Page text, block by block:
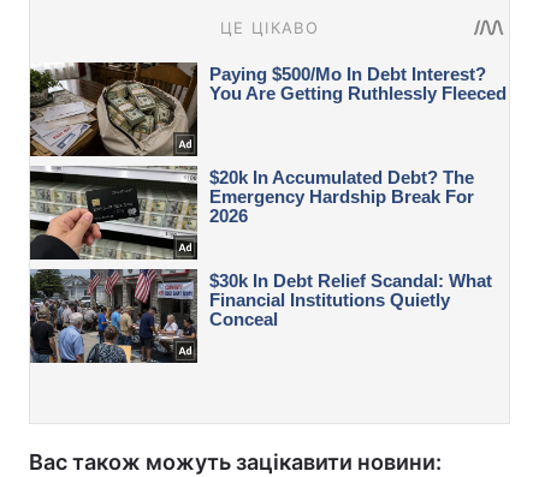
Вас також можуть зацікавити новини: